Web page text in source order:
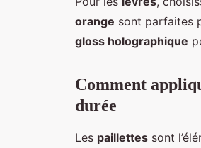
orange sont parfaites
gloss holographique
Comment
durée
Les paillettes sont